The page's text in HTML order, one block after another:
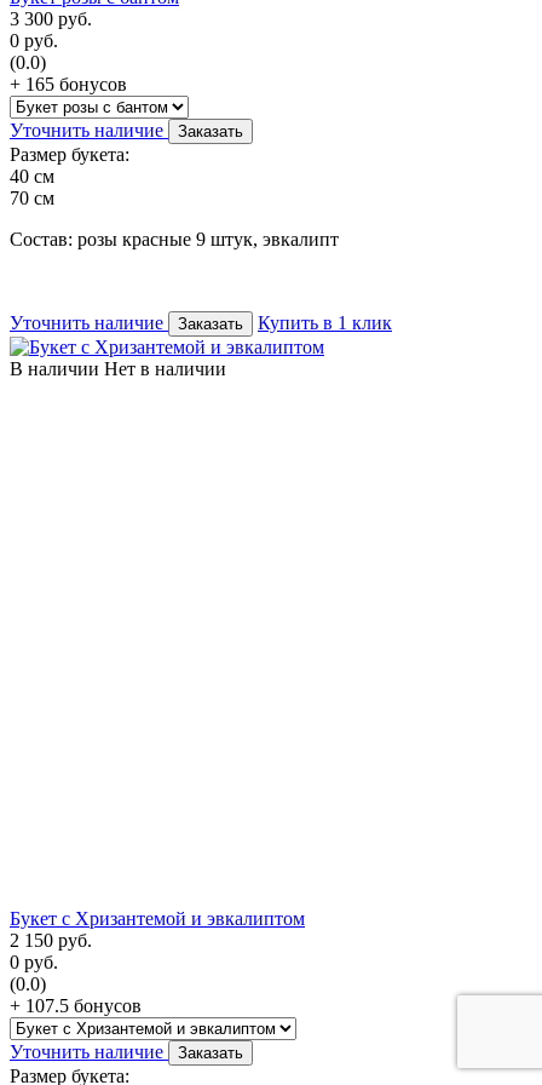
3 300 руб.
0 руб.
(0.0)
+ 165 бонусов
Уточнить наличие Заказать
Размер букета:
40 см
70 см
Состав: розы красные 9 штук, эвкалипт
Уточнить наличие Заказать Купить в 1 клик
В наличии Нет в наличии
Букет с Хризантемой и эвкалиптом
2 150 руб.
0 руб.
(0.0)
+ 107.5 бонусов
Уточнить наличие Заказать
Размер букета: